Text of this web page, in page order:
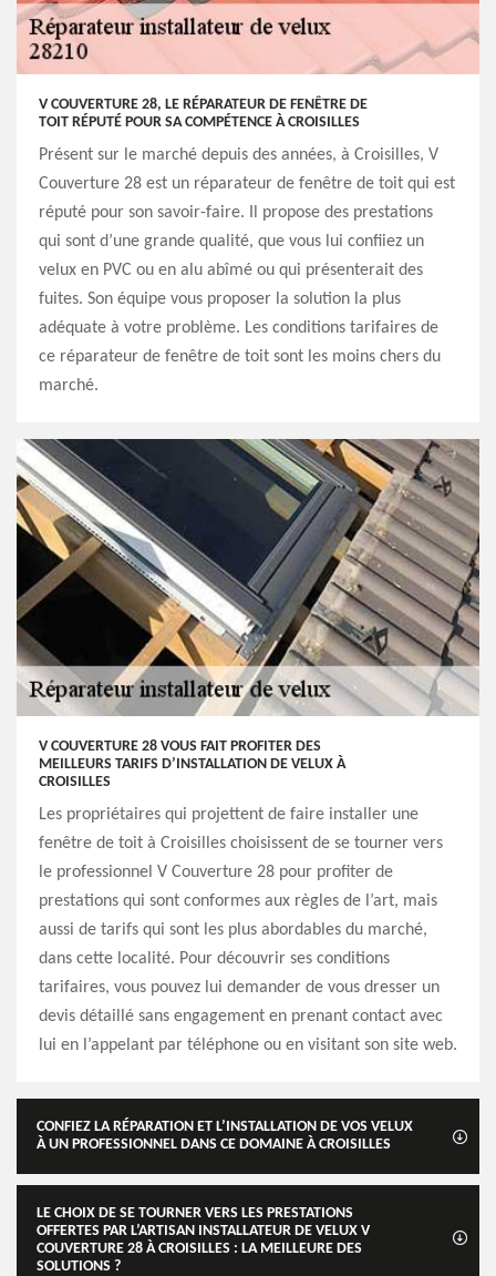
V COUVERTURE 28, LE RÉPARATEUR DE FENÊTRE DE
TOIT RÉPUTÉ POUR SA COMPÉTENCE À CROISILLES
Présent sur le marché depuis des années, à Croisilles, V
Couverture 28 est un réparateur de fenêtre de toit qui est
réputé pour son savoir-faire. Il propose des prestations
qui sont d’une grande qualité, que vous lui confiiez un
velux en PVC ou en alu abîmé ou qui présenterait des
fuites. Son équipe vous proposer la solution la plus
adéquate à votre problème. Les conditions tarifaires de
ce réparateur de fenêtre de toit sont les moins chers du
marché.
V COUVERTURE 28 VOUS FAIT PROFITER DES
MEILLEURS TARIFS D’INSTALLATION DE VELUX À
CROISILLES
Les propriétaires qui projettent de faire installer une
fenêtre de toit à Croisilles choisissent de se tourner vers
le professionnel V Couverture 28 pour profiter de
prestations qui sont conformes aux règles de l’art, mais
aussi de tarifs qui sont les plus abordables du marché,
dans cette localité. Pour découvrir ses conditions
tarifaires, vous pouvez lui demander de vous dresser un
devis détaillé sans engagement en prenant contact avec
lui en l’appelant par téléphone ou en visitant son site web.
CONFIEZ LA RÉPARATION ET L’INSTALLATION DE VOS VELUX
À UN PROFESSIONNEL DANS CE DOMAINE À CROISILLES
LE CHOIX DE SE TOURNER VERS LES PRESTATIONS
OFFERTES PAR L’ARTISAN INSTALLATEUR DE VELUX V
COUVERTURE 28 À CROISILLES : LA MEILLEURE DES
SOLUTIONS ?